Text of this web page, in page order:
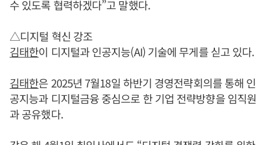
수 있도록 협력하겠다”고 말했다.
△디지털 혁신 강조
김태한이 디지털과 인공지능(AI) 기술에 무게를 싣고 있다.
김태한은 2025년 7월18일 하반기 경영전략회의를 통해 인
공지능과 디지털금융 중심으로 한 기업 전략방향을 임직원
과 공유했다.